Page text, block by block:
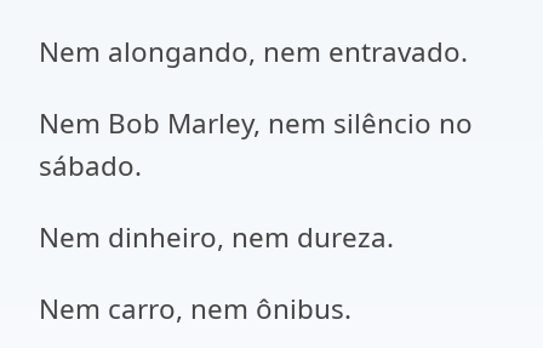
Nem alongando, nem entravado.
Nem Bob Marley, nem silêncio no
sábado.
Nem dinheiro, nem dureza.
Nem carro, nem ônibus.